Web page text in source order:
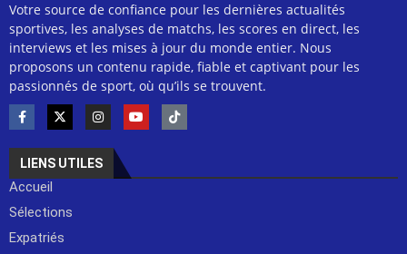
Votre source de confiance pour les dernières actualités
sportives, les analyses de matchs, les scores en direct, les
interviews et les mises à jour du monde entier. Nous
proposons un contenu rapide, fiable et captivant pour les
passionnés de sport, où qu’ils se trouvent.
LIENS UTILES
Accueil
Sélections
Expatriés